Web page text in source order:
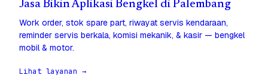
Jasa Bikin Aplikasi Bengkel di Palembang
Work order, stok spare part, riwayat servis kendaraan,
reminder servis berkala, komisi mekanik, & kasir — bengkel
mobil & motor.
Lihat layanan →